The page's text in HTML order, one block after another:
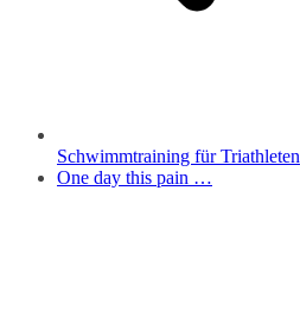
Schwimmtraining für Triathleten
One day this pain …